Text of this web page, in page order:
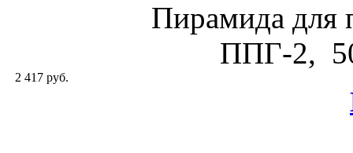
Пирамида для
ППГ-2,
2 417 руб.